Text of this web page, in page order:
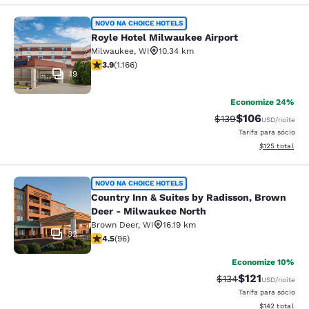
Royle Hotel Milwaukee Airport
19
NOVO NA CHOICE HOTELS
Royle Hotel Milwaukee Airport
Milwaukee, WI
10.34 km
classificação 3.85 estrelas. Bom. 1166 avaliações
3.9(1.166)
Economize 24%
Tarifa anterior
$139Tarifa com
$106USD/noite
Tarifa para sócio
Exibir
$125 total
Country Inn & Suites by Radisson,
32
NOVO NA CHOICE HOTELS
Country Inn & Suites by Radisson, Brown
Deer - Milwaukee North
Brown Deer, WI
16.19 km
classificação 4.45 estrelas. Excelente. 96 avaliações
4.5(96)
Economize 10%
Tarifa anterior
$134Tarifa com
$121USD/noite
Tarifa para sócio
Exibir
$142 total